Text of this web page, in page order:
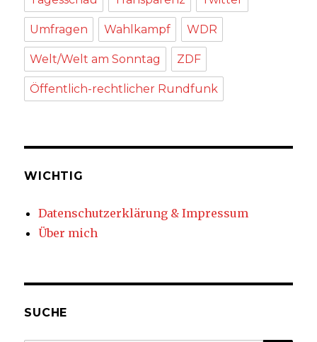
Umfragen Wahlkampf WDR
Welt/Welt am Sonntag ZDF
Öffentlich-rechtlicher Rundfunk
WICHTIG
Datenschutzerklärung & Impressum
Über mich
SUCHE